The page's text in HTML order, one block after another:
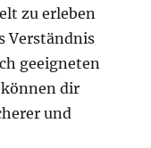
zu erleben
Verständnis
geeigneten
dir
und